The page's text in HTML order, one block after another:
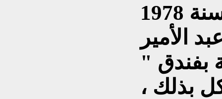
في يوم 3 شباط من سنة 1978
الأمير
بفندق "
بذلك ،